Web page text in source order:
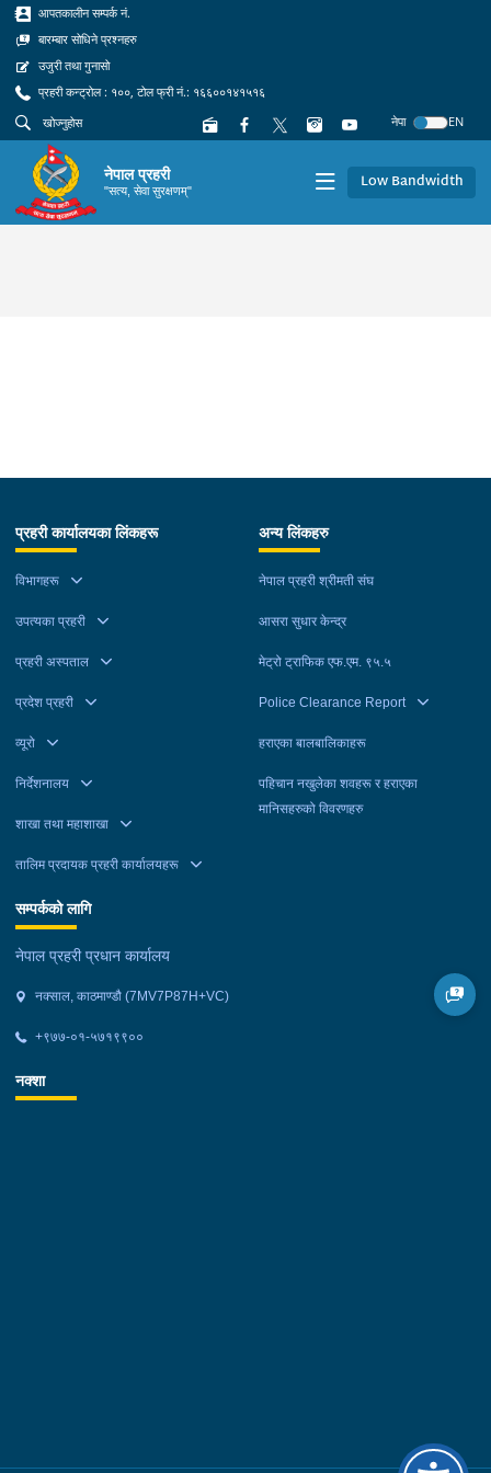
आपतकालीन सम्पर्क नं.
बारम्बार सोधिने प्रश्नहरु
उजुरी तथा गुनासो
प्रहरी कन्ट्रोल : १००, टोल फ्री नं.: १६६००१४१५१६
नेपा
EN
नेपाल प्रहरी
"सत्य, सेवा सुरक्षणम्" Low Bandwidth
प्रहरी कार्यालयका लिंकहरू
विभागहरू
उपत्यका प्रहरी
प्रहरी अस्पताल
प्रदेश प्रहरी
व्यूरो
निर्देशनालय
शाखा तथा महाशाखा
तालिम प्रदायक प्रहरी कार्यालयहरू
अन्य लिंकहरु
नेपाल प्रहरी श्रीमती संघ
आसरा सुधार केन्द्र
मेट्रो ट्राफिक एफ.एम. ९५.५
Police Clearance Report
हराएका बालबालिकाहरू
पहिचान नखुलेका शवहरू र हराएका
मानिसहरुको विवरणहरु
सम्पर्कको लागि
नेपाल प्रहरी प्रधान कार्यालय
नक्साल, काठमाण्डौ (7MV7P87H+VC)
+९७७-०१-५७१९९००
नक्शा